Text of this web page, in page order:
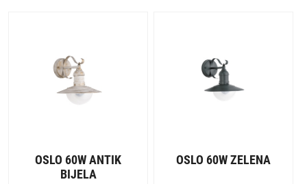
OSLO 60W ANTIK
BIJELA
OSLO 60W ZELENA